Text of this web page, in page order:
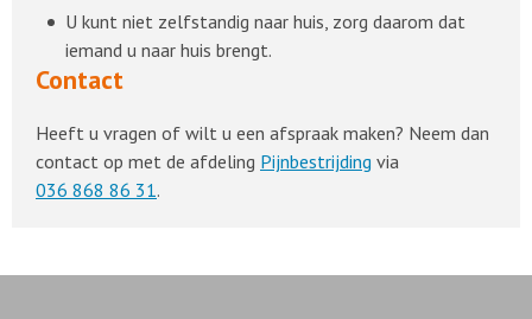
U kunt niet zelfstandig naar huis, zorg daarom dat
iemand u naar huis brengt.
Contact
Heeft u vragen of wilt u een afspraak maken? Neem dan
contact op met de afdeling Pijnbestrijding via
036 868 86 31.